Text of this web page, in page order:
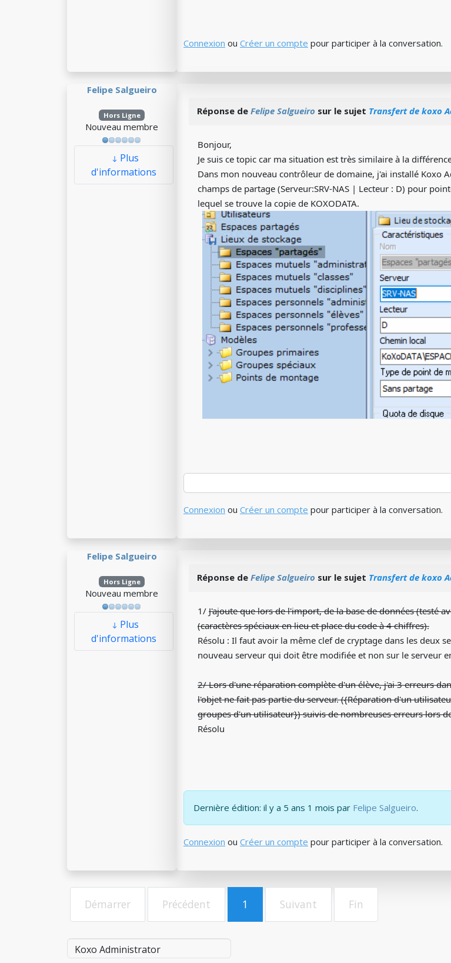
Connexion ou Créer un compte pour participer à la conversation.
Felipe Salgueiro
Hors Ligne
Nouveau membre
Plus
d'informations
Réponse de Felipe Salgueiro sur le sujet Transfert de koxo
Bonjour,
Je suis ce topic car ma situation est très similaire à la
Dans mon nouveau contrôleur de domaine, j'ai installé Koxo
champs de partage (Serveur:SRV-NAS | Lecteur : D) pour
lequel se trouve la copie de KOXODATA.
Connexion ou Créer un compte pour participer à la conversation.
Felipe Salgueiro
Hors Ligne
Nouveau membre
Plus
d'informations
Réponse de Felipe Salgueiro sur le sujet Transfert de koxo
1/ J'ajoute que lors de l'import, de la base de données (testé
(caractères spéciaux en lieu et place du code à 4 chiffres).
Résolu : Il faut avoir la même clef de cryptage dans les deux
nouveau serveur qui doit être modifiée et non sur le serveur
2/ Lors d'une réparation complète d'un élève, j'ai 3 erreurs
l'objet ne fait pas partie du serveur. ({Réparation d'un
groupes d'un utilisateur}) suivis de nombreuses erreurs lors
Résolu
Dernière édition: il y a 5 ans 1 mois par Felipe Salgueiro.
Connexion ou Créer un compte pour participer à la conversation.
Démarrer Précédent 1 Suivant Fin